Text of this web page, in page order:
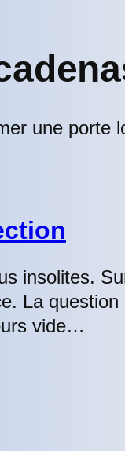
une porte
insolites.
La
vide…